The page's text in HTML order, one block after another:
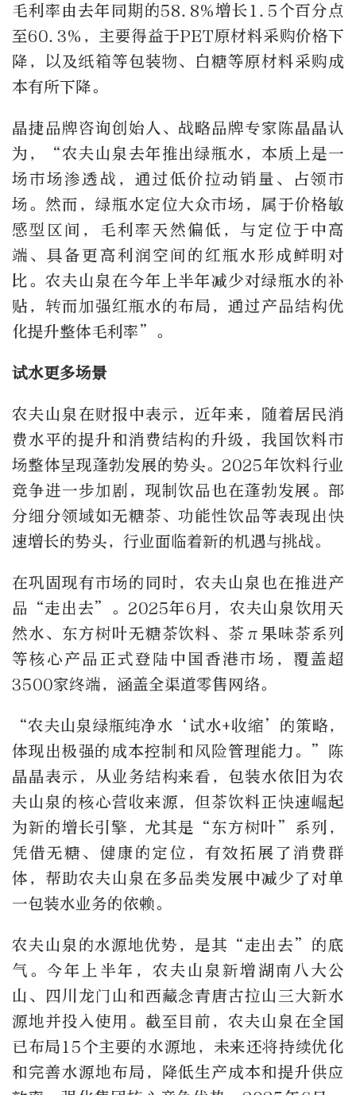
毛利率由去年同期的58.8%增长1.5个百分点
至60.3%，主要得益于PET原材料采购价格下
降，以及纸箱等包装物、白糖等原材料采购成
本有所下降。
晶捷品牌咨询创始人、战略品牌专家陈晶晶认
为，“农夫山泉去年推出绿瓶水，本质上是一
场市场渗透战，通过低价拉动销量、占领市
场。然而，绿瓶水定位大众市场，属于价格敏
感型区间，毛利率天然偏低，与定位于中高
端、具备更高利润空间的红瓶水形成鲜明对
比。农夫山泉在今年上半年减少对绿瓶水的补
贴，转而加强红瓶水的布局，通过产品结构优
化提升整体毛利率”。
试水更多场景
农夫山泉在财报中表示，近年来，随着居民消
费水平的提升和消费结构的升级，我国饮料市
场整体呈现蓬勃发展的势头。2025年饮料行业
竞争进一步加剧，现制饮品也在蓬勃发展。部
分细分领域如无糖茶、功能性饮品等表现出快
速增长的势头，行业面临着新的机遇与挑战。
在巩固现有市场的同时，农夫山泉也在推进产
品“走出去”。2025年6月，农夫山泉饮用天
然水、东方树叶无糖茶饮料、茶π果味茶系列
等核心产品正式登陆中国香港市场，覆盖超
3500家终端，涵盖全渠道零售网络。
“农夫山泉绿瓶纯净水‘试水+收缩’的策略，
体现出极强的成本控制和风险管理能力。”陈
晶晶表示，从业务结构来看，包装水依旧为农
夫山泉的核心营收来源，但茶饮料正快速崛起
为新的增长引擎，尤其是“东方树叶”系列，
凭借无糖、健康的定位，有效拓展了消费群
体，帮助农夫山泉在多品类发展中减少了对单
一包装水业务的依赖。
农夫山泉的水源地优势，是其“走出去”的底
气。今年上半年，农夫山泉新增湖南八大公
山、四川龙门山和西藏念青唐古拉山三大新水
源地并投入使用。截至目前，农夫山泉在全国
已布局15个主要的水源地，未来还将持续优化
和完善水源地布局，降低生产成本和提升供应